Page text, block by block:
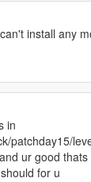
install any
in
patchday15/
ur good
for u